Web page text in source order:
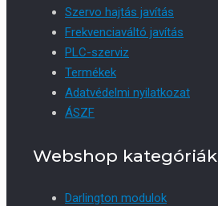
Szervo hajtás javítás
Frekvenciaváltó javítás
PLC-szerviz
Termékek
Adatvédelmi nyilatkozat
ÁSZF
Webshop kategóriák
Darlington modulok